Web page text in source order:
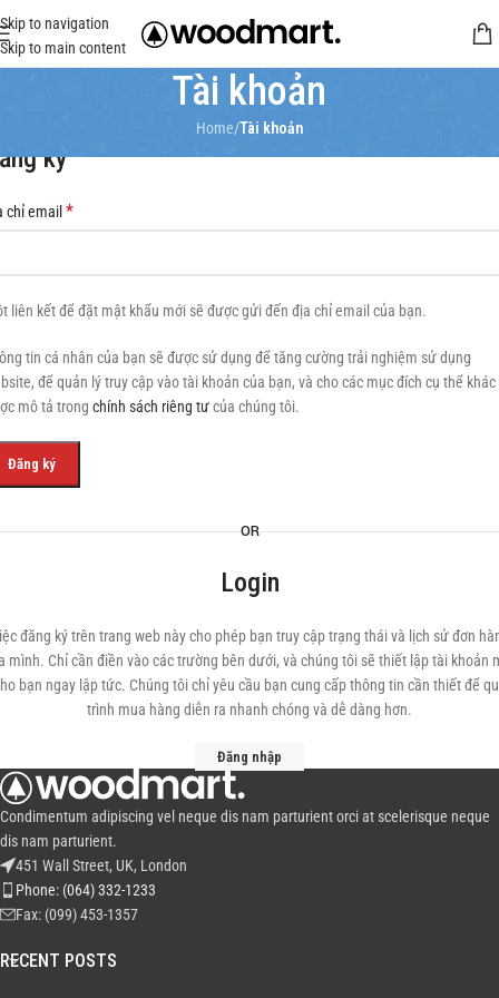
Skip to navigation
Skip to main content
Tài khoản
Home/Tài khoản
ký
chỉ email *
liên kết để đặt mật khẩu mới sẽ được gửi đến địa chỉ email của bạn.
tin cá nhân của bạn sẽ được sử dụng để tăng cường trải nghiệm sử dụng
để quản lý truy cập vào tài khoản của bạn, và cho các mục đích cụ thể khác
mô tả trong chính sách riêng tưcủa chúng tôi.
Đăng ký
OR
Login
đăng ký trên trang web này cho phép bạn truy cập trạng thái và lịch sử đơn
mình. Chỉ cần điền vào các trường bên dưới, và chúng tôi sẽ thiết lập tài khoản
bạn ngay lập tức. Chúng tôi chỉ yêu cầu bạn cung cấp thông tin cần thiết để
trình mua hàng diễn ra nhanh chóng và dễ dàng hơn.
Đăng nhập
Condimentum adipiscing vel neque dis nam parturient orci at scelerisque neque
dis nam parturient.
451 Wall Street, UK, London
Phone: (064) 332-1233
Fax: (099) 453-1357
RECENT POSTS